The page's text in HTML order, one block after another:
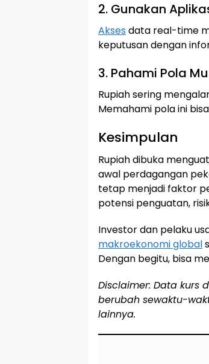
2. Gunakan
Akses data real-time
keputusan dengan
3. Pahami Pola
Rupiah sering
Memahami pola ini
Kesimpulan
Rupiah dibuka
awal perdagangan
tetap menjadi faktor
potensi penguatan,
Investor dan pelaku
makroekonomi global
Dengan begitu, bisa
Disclaimer: Data kurs
berubah sewaktu-
lainnya.